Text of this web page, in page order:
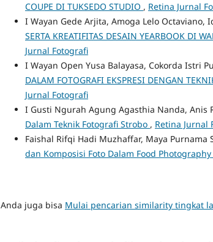
COUPE DI TUKSEDO STUDIO , Retina Jurnal
I Wayan Gede Arjita, Amoga Lelo Octaviano,
SERTA KREATIFITAS DESAIN YEARBOOK DI
Jurnal Fotografi
I Wayan Open Yusa Balayasa, Cokorda Istri
DALAM FOTOGRAFI EKSPRESI DENGAN
Jurnal Fotografi
I Gusti Ngurah Agung Agasthia Nanda, Anis
Dalam Teknik Fotografi Strobo , Retina Jurnal
Faishal Rifqi Hadi Muzhaffar, Maya Purnama
dan Komposisi Foto Dalam Food Photography
Anda juga bisa Mulai pencarian similarity tingkat